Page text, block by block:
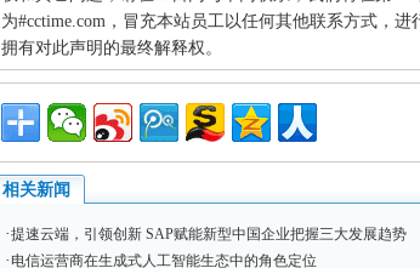
为#cctime.com，冒充本站员工以任何其他联系方式，
拥有对此声明的最终解释权。
相关新闻
·提速云端，引领创新 SAP赋能新型中国企业把握三大发展趋势
· 电信运营商在生成式人工智能生态中的角色定位